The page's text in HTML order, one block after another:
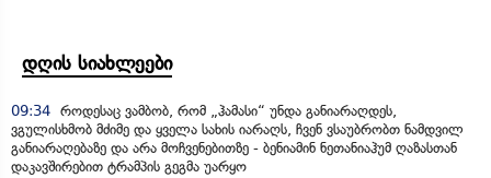
დღის სიახლეები
09:34 როდესაც ვამბობ, რომ „ჰამასი“ უნდა განიარაღდეს,
ვგულისხმობ მძიმე და ყველა სახის იარაღს, ჩვენ ვსაუბრობთ ნამდვილ
განიარაღებაზე და არა მოჩვენებითზე - ბენიამინ ნეთანიაჰუმ ღაზასთან
დაკავშირებით ტრამპის გეგმა უარყო